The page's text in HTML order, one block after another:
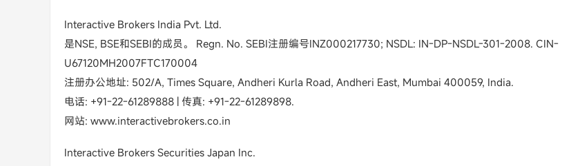
Interactive Brokers India Pvt. Ltd.
是NSE, BSE和SEBI的成员。 Regn. No. SEBI注册编号INZ000217730; NSDL: IN-DP-NSDL-301-2008. CIN-
U67120MH2007FTC170004
注册办公地址: 502/A, Times Square, Andheri Kurla Road, Andheri East, Mumbai 400059, India.
电话: +91-22-61289888 | 传真: +91-22-61289898.
网站: www.interactivebrokers.co.in
Interactive Brokers Securities Japan Inc.